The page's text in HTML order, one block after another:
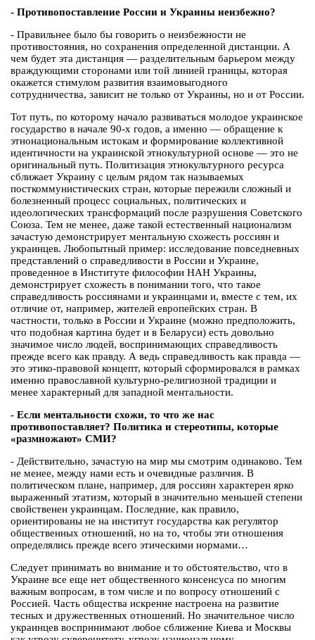
- Противопоставление России и Украины неизбежно?
- Правильнее было бы говорить о неизбежности не
противостояния, но сохранения определенной дистанции. А
чем будет эта дистанция — разделительным барьером между
враждующими сторонами или той линией границы, которая
окажется стимулом развития взаимовыгодного
сотрудничества, зависит не только от Украины, но и от России.
Тот путь, по которому начало развиваться молодое украинское
государство в начале 90-х годов, а именно — обращение к
этнонациональным истокам и формирование коллективной
идентичности на украинской этнокультурной основе — это не
оригинальный путь. Политизация этнокультурного ресурса
сближает Украину с целым рядом так называемых
посткоммунистических стран, которые пережили сложный и
болезненный процесс социальных, политических и
идеологических трансформаций после разрушения Советского
Союза. Тем не менее, даже такой естественный национализм
зачастую демонстрирует ментальную схожесть россиян и
украинцев. Любопытный пример: исследование повседневных
представлений о справедливости в России и Украине,
проведенное в Институте философии НАН Украины,
демонстрирует схожесть в понимании того, что такое
справедливость россиянами и украинцами и, вместе с тем, их
отличие от, например, жителей европейских стран. В
частности, только в России и Украине (можно предположить,
что подобная картина будет и в Беларуси) есть довольно
значимое число людей, воспринимающих справедливость
прежде всего как правду. А ведь справедливость как правда —
это этико-правовой концепт, который сформировался в рамках
именно православной культурно-религиозной традиции и
менее характерный для западной ментальности.
- Если ментальности схожи, то что же нас
противопоставляет? Политика и стереотипы, которые
«размножают» СМИ?
- Действительно, зачастую на мир мы смотрим одинаково. Тем
не менее, между нами есть и очевидные различия. В
политическом плане, например, для россиян характерен ярко
выраженный этатизм, который в значительно меньшей степени
свойственен украинцам. Последние, как правило,
ориентированы не на институт государства как регулятор
общественных отношений, но на то, чтобы эти отношения
определялись прежде всего этическими нормами…
Следует принимать во внимание и то обстоятельство, что в
Украине все еще нет общественного консенсуса по многим
важным вопросам, в том числе и по вопросу отношений с
Россией. Часть общества искренне настроена на развитие
тесных и дружественных отношений. Но значительное число
украинцев воспринимают любое сближение Киева и Москвы